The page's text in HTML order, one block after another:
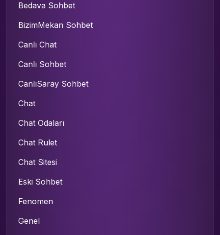
Bedava Sohbet
BizimMekan Sohbet
Canlı Chat
Canlı Sohbet
CanlıSaray Sohbet
Chat
Chat Odaları
Chat Rulet
Chat Sitesi
Eski Sohbet
Fenomen
Genel